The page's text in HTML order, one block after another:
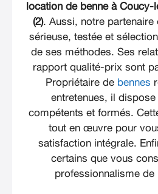
location de benne à
(2). Aussi, notre partenaire
sérieuse, testée et
de ses méthodes. Ses
rapport qualité-prix sont
Propriétaire de bennes
entretenues, il dispose
compétents et formés.
tout en œuvre pour
satisfaction intégrale.
certains que vous
professionnalisme de